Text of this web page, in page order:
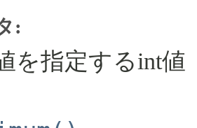
:
を指定するint値